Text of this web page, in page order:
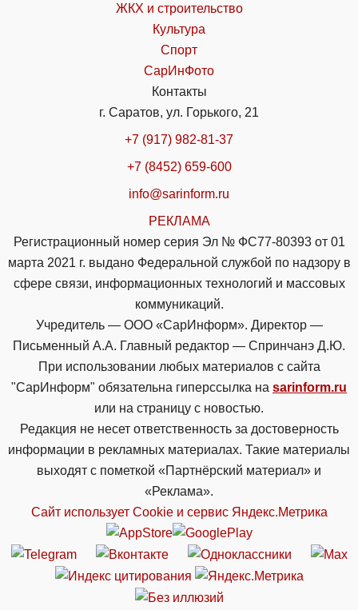
ЖКХ и строительство
Культура
Спорт
СарИнФото
Контакты
г. Саратов, ул. Горького, 21
+7 (917) 982-81-37
+7 (8452) 659-600
info@sarinform.ru
РЕКЛАМА
Регистрационный номер серия Эл № ФС77-80393 от 01
марта 2021 г. выдано Федеральной службой по надзору в
сфере связи, информационных технологий и массовых
коммуникаций.
Учредитель — ООО «СарИнформ». Директор —
Письменный А.А. Главный редактор — Спринчанэ Д.Ю.
При использовании любых материалов с сайта
"СарИнформ" обязательна гиперссылка на sarinform.ru
или на страницу с новостью.
Редакция не несет ответственность за достоверность
информации в рекламных материалах. Такие материалы
выходят с пометкой «Партнёрский материал» и
«Реклама».
Сайт использует Cookie и сервиc Яндекс.Метрика